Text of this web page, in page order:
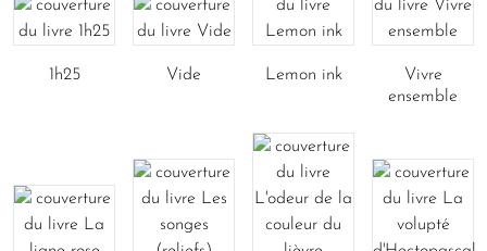
1h25 Vide Lemon ink
Vivre
ensemble